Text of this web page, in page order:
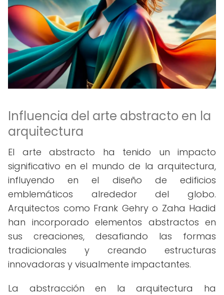
Influencia del arte abstracto en la
arquitectura
El arte abstracto ha tenido un impacto
significativo en el mundo de la arquitectura,
influyendo en el diseño de edificios
emblemáticos alrededor del globo.
Arquitectos como Frank Gehry o Zaha Hadid
han incorporado elementos abstractos en
sus creaciones, desafiando las formas
tradicionales y creando estructuras
innovadoras y visualmente impactantes.
La abstracción en la arquitectura ha